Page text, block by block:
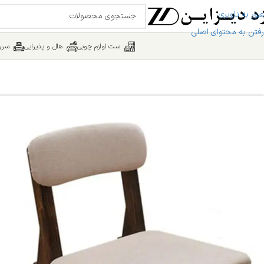
عبور به ناوبری
رفتن به محتوای اصلی
ست لوازم چوبی هال و پذیرایی